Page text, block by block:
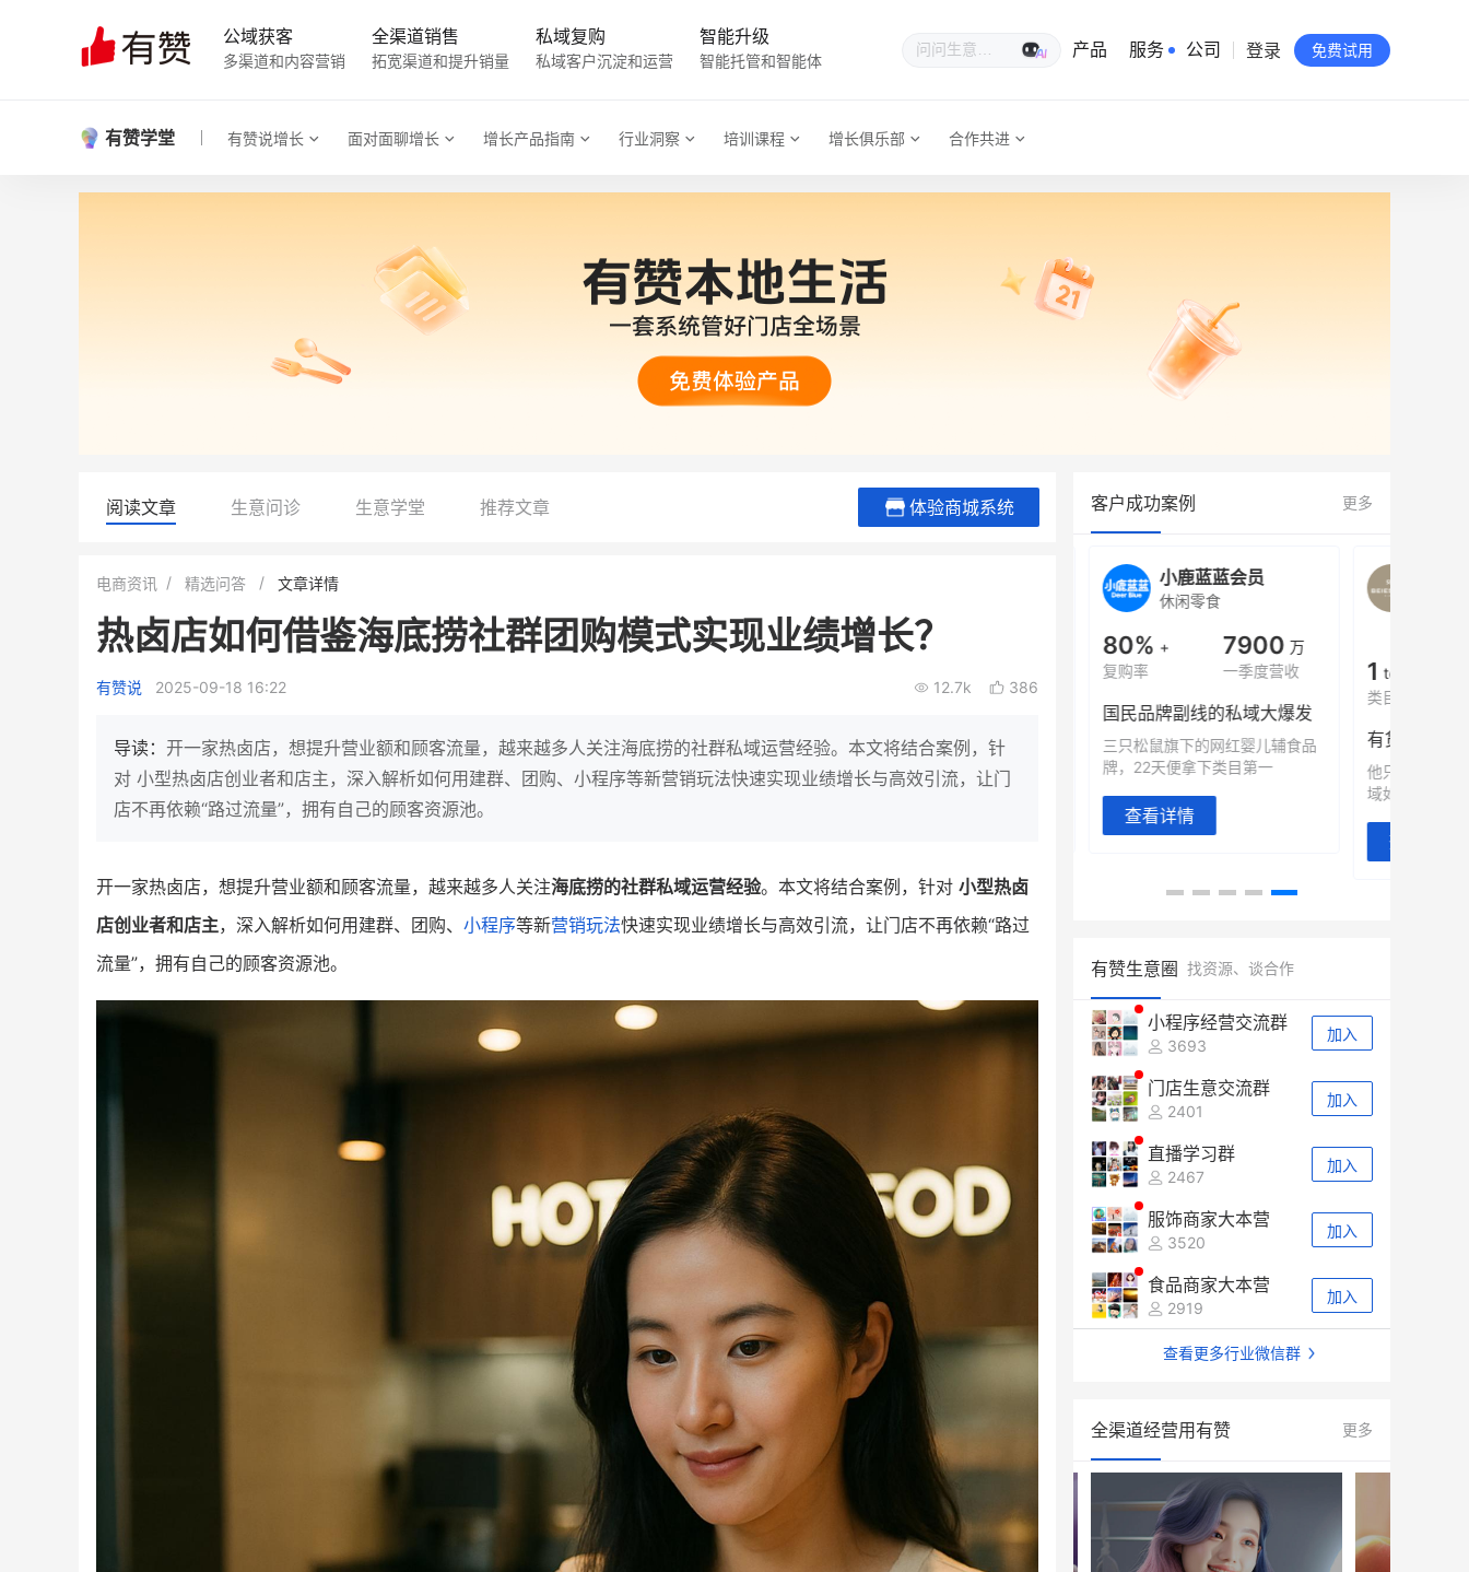
公域获客
多渠道和内容营销
全渠道销售
拓宽渠道和提升销量
私域复购
私域客户沉淀和运营
智能升级
智能托管和智能体
生意专家
产品 服务 公司
有赞公益
站点地图
登录 免费试用
有赞学堂 有赞说增长 面对面聊增长 增长产品指南 行业洞察 培训课程 增长俱乐部 合作共进
阅读文章 生意问诊 生意学堂 推荐文章 体验商城系统
电商资讯 精选问答 文章详情
热卤店如何借鉴海底捞社群团购模式实现业绩增长？
有赞说 2025-09-18 16:22 12.7k 386
导读： 开一家热卤店，想提升营业额和顾客流量，越来越多人关注海底捞的社群私域运营经验。本文将结合案例，针
对 小型热卤店创业者和店主，深入解析如何用建群、团购、小程序等新营销玩法快速实现业绩增长与高效引流，让门
店不再依赖“路过流量”，拥有自己的顾客资源池。
开一家热卤店，想提升营业额和顾客流量，越来越多人关注海底捞的社群私域运营经验。本文将结合案例，针对 小型热卤
店创业者和店主，深入解析如何用建群、团购、 小程序等新营销玩法快速实现业绩增长与高效引流，让门店不再依赖“路过
流量”，拥有自己的顾客资源池。
客户成功案例 更多
BEIESTATE贝易品牌
母婴
类目销售额
年度GMV
有货源没流量？母婴馆如何破局
他只用7年做到平台销冠，转战私
域如何破局？
200 万
200 %
这家女装连锁如何借有赞破局新
零售？
查看详情
30 万
2000 万
IT精英回乡种地，撬动2000万生
意！
2 万人
私域样本打法！新希望白帝乳业
靠企业微信实现销售额翻 8 倍！
小鹿蓝蓝会员
休闲零食
80% +
复购率
7900 万
一季度营收
国民品牌副线的私域大爆发
三只松鼠旗下的网红婴儿辅食品
牌，22天便拿下类目第一
查看详情
1 top
类目销售额
他只用7年做
域如何破局？
查看详情
有赞生意圈 找资源、谈合作
小程序经营交流群
3693
加入
门店生意交流群
2401
加入
直播学习群
2467
加入
服饰商家大本营
3520
加入
食品商家大本营
2919
加入
查看更多行业微信群
全渠道经营用有赞 更多